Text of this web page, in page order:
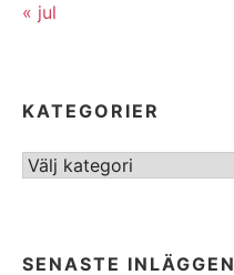
« jul
KATEGORIER
Kategorier
SENASTE INLÄGGEN